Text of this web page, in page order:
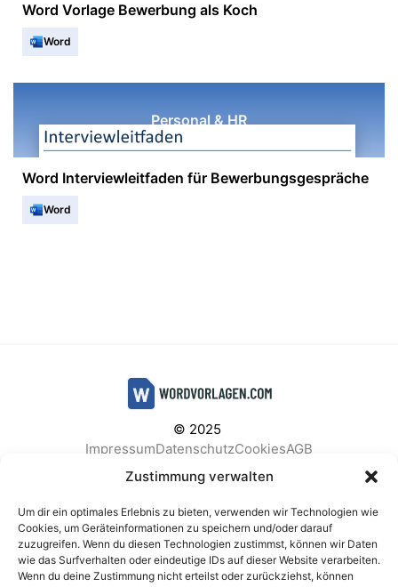
Zustimmung verwalten
Um dir ein optimales Erlebnis zu bieten, verwenden wir Technologien wie
Cookies, um Geräteinformationen zu speichern und/oder darauf
zuzugreifen. Wenn du diesen Technologien zustimmst, können wir Daten
wie das Surfverhalten oder eindeutige IDs auf dieser Website verarbeiten.
Wenn du deine Zustimmung nicht erteilst oder zurückziehst, können
Word Vorlage Bewerbung als Koch
Word
Personal & HR
Word Interviewleitfaden für Bewerbungsgespräche
Word
© 2025
ImpressumDatenschutzCookiesAGB
Facebook
Instagram
BELIEBTE KATEGORIEN
Berichte & Analysen Business Einkauf & Beschaffung